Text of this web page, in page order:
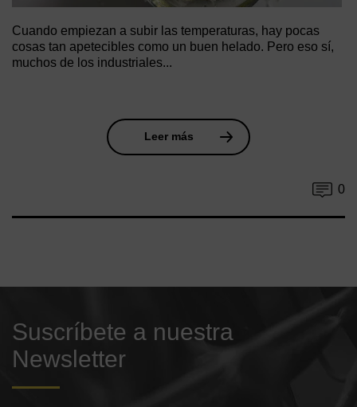
Cuando empiezan a subir las temperaturas, hay pocas
cosas tan apetecibles como un buen helado. Pero eso sí,
muchos de los industriales...
Leer más
0
Suscríbete a nuestra
Newsletter